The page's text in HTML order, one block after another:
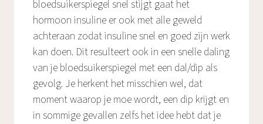
bloedsuikerspiegel snel stijgt gaat het
hormoon insuline er ook met alle geweld
achteraan zodat insuline snel en goed zijn werk
kan doen. Dit resulteert ook in een snelle daling
van je bloedsuikerspiegel met een dal/dip als
gevolg. Je herkent het misschien wel, dat
moment waarop je moe wordt, een dip krijgt en
in sommige gevallen zelfs het idee hebt dat je